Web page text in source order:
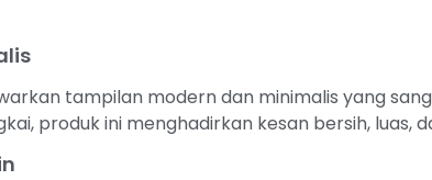
tampilan modern dan minimalis yang
produk ini menghadirkan kesan bersih, luas,